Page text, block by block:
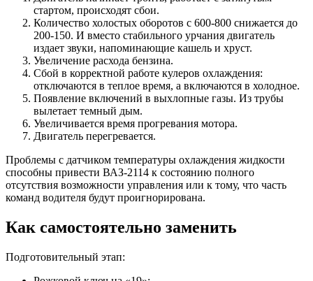
стартом, происходят сбои.
Количество холостых оборотов с 600-800 снижается до
200-150. И вместо стабильного урчания двигатель
издает звуки, напоминающие кашель и хруст.
Увеличение расхода бензина.
Сбой в корректной работе кулеров охлаждения:
отключаются в теплое время, а включаются в холодное.
Появление включений в выхлопные газы. Из трубы
вылетает темный дым.
Увеличивается время прогревания мотора.
Двигатель перегревается.
Проблемы с датчиком температуры охлаждения жидкости
способны привести ВАЗ-2114 к состоянию полного
отсутствия возможности управления или к тому, что часть
команд водителя будут проигнорирована.
Как самостоятельно заменить
Подготовительный этап: